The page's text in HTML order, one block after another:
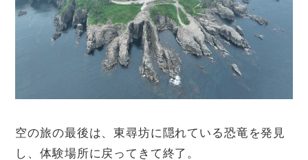
空の旅の最後は、東尋坊に隠れている恐竜を発見
し、体験場所に戻ってきて終了。